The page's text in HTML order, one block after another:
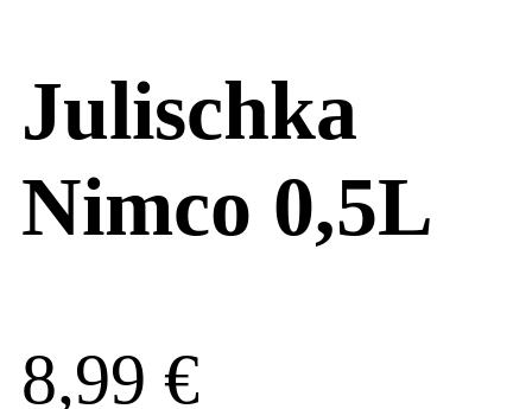
Julischka
Nimco 0,5L
8,99 €